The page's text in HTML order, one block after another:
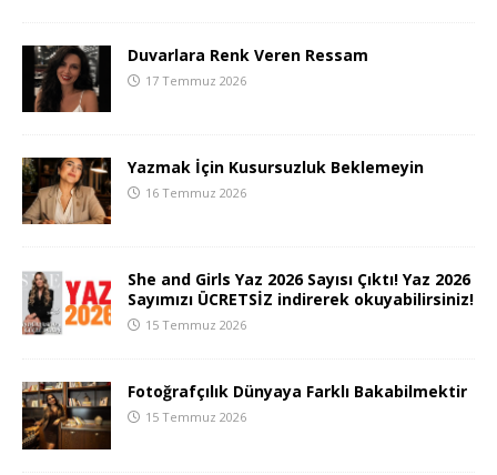
Duvarlara Renk Veren Ressam
17 Temmuz 2026
Yazmak İçin Kusursuzluk Beklemeyin
16 Temmuz 2026
She and Girls Yaz 2026 Sayısı Çıktı! Yaz 2026
Sayımızı ÜCRETSİZ indirerek okuyabilirsiniz!
15 Temmuz 2026
Fotoğrafçılık Dünyaya Farklı Bakabilmektir
15 Temmuz 2026